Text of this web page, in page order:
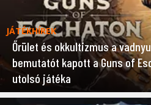
JÁTÉKHÍREK
Őrület és okkultizmus a
bemutatót kapott a Guns of
utolsó játéka